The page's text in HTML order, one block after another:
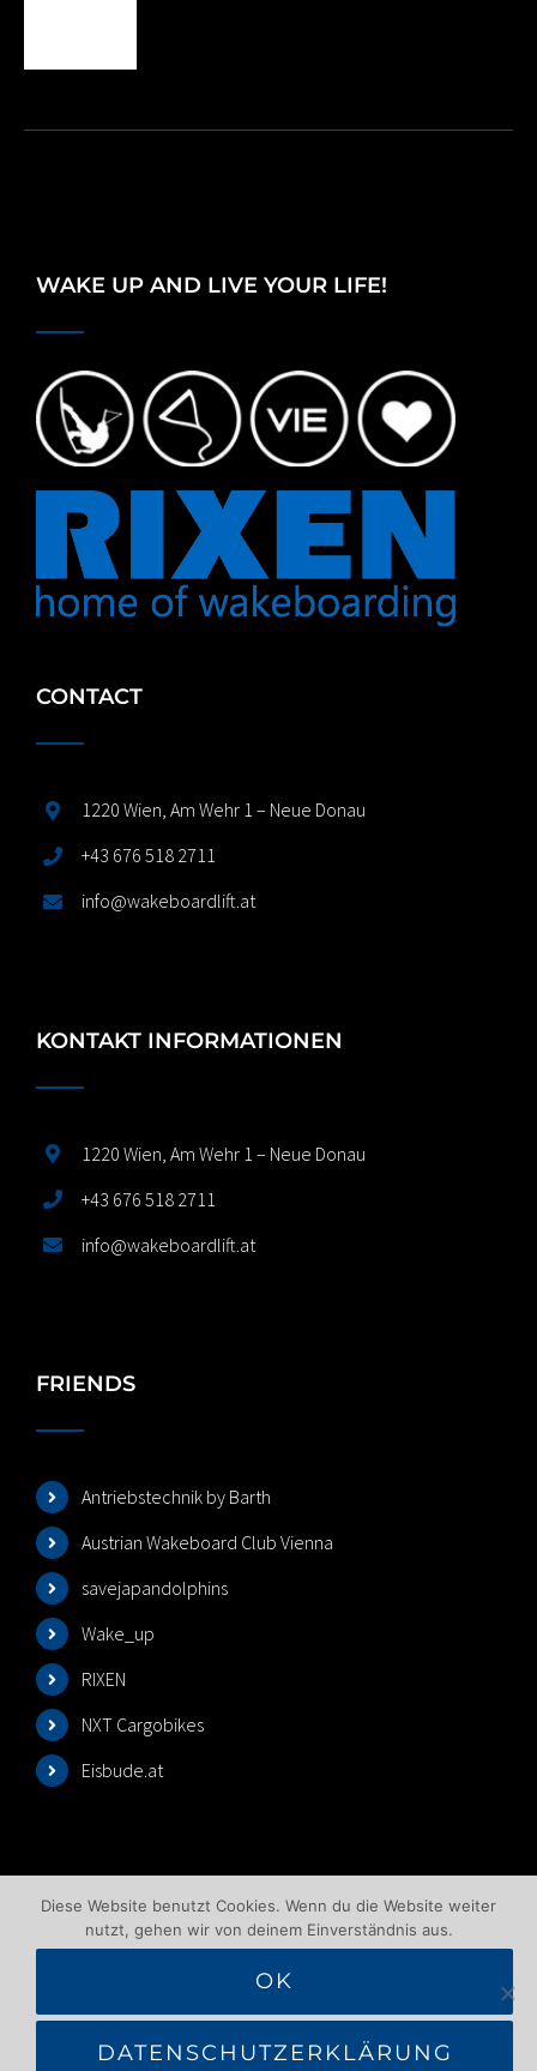
WAKE UP AND LIVE YOUR LIFE!
CONTACT
1220 Wien, Am Wehr 1 – Neue Donau
+43 676 518 2711
info@wakeboardlift.at
KONTAKT INFORMATIONEN
1220 Wien, Am Wehr 1 – Neue Donau
+43 676 518 2711
info@wakeboardlift.at
FRIENDS
Antriebstechnik by Barth
Austrian Wakeboard Club Vienna
savejapandolphins
Wake_up
RIXEN
NXT Cargobikes
Eisbude.at
©2025 Wakeboardlift Wien | All Rights Reserved |
Diese Website benutzt Cookies. Wenn du die Website weiter
nutzt, gehen wir von deinem Einverständnis aus.
OK
DATENSCHUTZERKLÄRUNG